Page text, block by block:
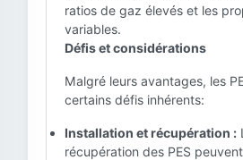
ratios de gaz élevés et les
variables.
Défis et considérations
Malgré leurs avantages, les
certains défis inhérents:
Installation et récupération :
récupération des PES